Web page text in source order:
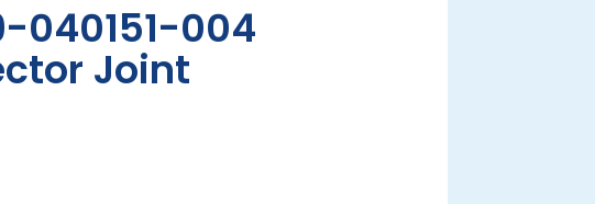
040151-004
Joint